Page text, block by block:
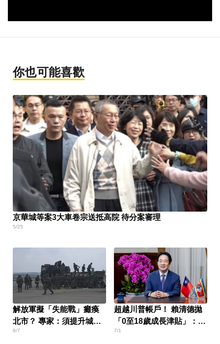
你也可能喜歡
京華城等案3大車卷宗送抵高院 待分案審理
5/25
解放軍擬「失能戰」癱瘓
北市？ 專家：須提升城鎮
韌性
8/7
超越川普帳戶！ 賴清德拋
「0至18歲成長津貼」：讓
台灣偉大
7/1